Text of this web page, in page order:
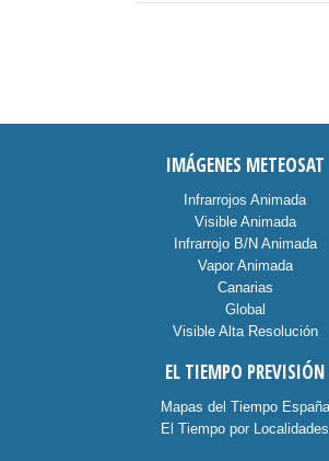
IMÁGENES METEOSAT
Infrarrojos Animada
Visible Animada
Infrarrojo B/N Animada
Vapor Animada
Canarias
Global
Visible Alta Resolución
EL TIEMPO PREVISIÓN
Mapas del Tiempo España
El Tiempo por Localidades